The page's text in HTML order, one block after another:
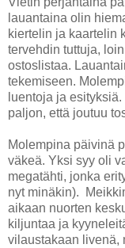
lauantaina olin
kiertelin ja kaartelin
tervehdin tuttuja,
ostoslistaa.
tekemiseen.
luentoja ja
paljon, että joutuu
Molempina päivinä
väkeä. Yksi syy oli
megatähti, jonka
nyt minäkin).
aikaan nuorten
kiljuntaa ja
vilaustakaan livenä,